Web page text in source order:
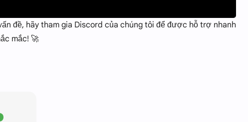
đề, hãy tham gia Discord của chúng tôi để được hỗ trợ nhanh
mắc! 🚀